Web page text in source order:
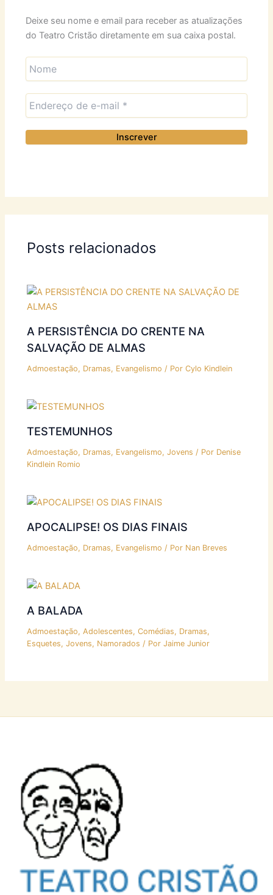
Deixe seu nome e email para receber as atualizações
do Teatro Cristão diretamente em sua caixa postal.
Posts relacionados
A PERSISTÊNCIA DO CRENTE NA
SALVAÇÃO DE ALMAS
Admoestação, Dramas, Evangelismo / PorCylo Kindlein
TESTEMUNHOS
Admoestação, Dramas, Evangelismo,Jovens / Por Denise
Kindlein Romio
APOCALIPSE! OS DIAS FINAIS
Admoestação, Dramas, Evangelismo / Por Nan Breves
A BALADA
Admoestação,Adolescentes,Comédias, Dramas,
Esquetes,Jovens, Namorados / PorJaime Junior